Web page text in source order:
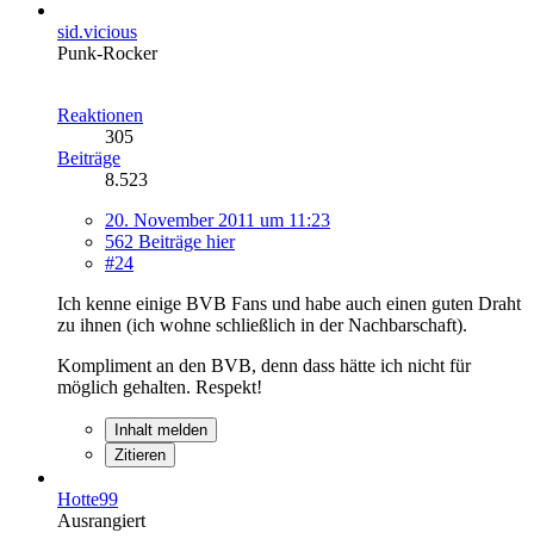
sid.vicious
Punk-Rocker
Reaktionen
305
Beiträge
8.523
20. November 2011 um 11:23
562 Beiträge hier
#24
Ich kenne einige BVB Fans und habe auch einen guten Draht
zu ihnen (ich wohne schließlich in der Nachbarschaft).
Kompliment an den BVB, denn dass hätte ich nicht für
möglich gehalten. Respekt!
Inhalt melden
Zitieren
Hotte99
Ausrangiert